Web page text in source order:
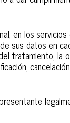
en los
datos en
tratamiento,